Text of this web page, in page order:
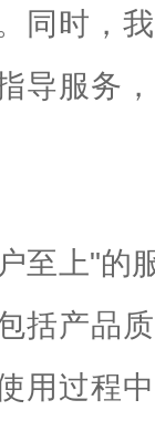
同时，
导服务
至上"的
括产品
用过程